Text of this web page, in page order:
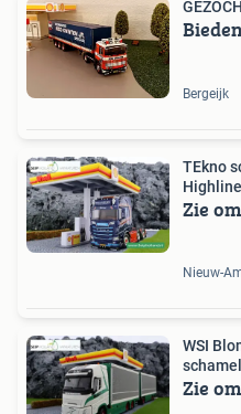
Bieden
Bergeijk
TEkno
Zie
Nieuw-
WSI
Zie